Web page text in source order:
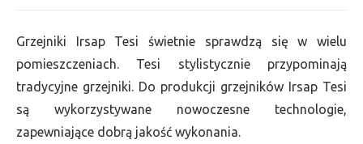
Grzejniki Irsap Tesi świetnie sprawdzą się w wielu
pomieszczeniach. Tesi stylistycznie przypominają
tradycyjne grzejniki. Do produkcji grzejników Irsap Tesi
są wykorzystywane nowoczesne technologie,
zapewniające dobrą jakość wykonania.